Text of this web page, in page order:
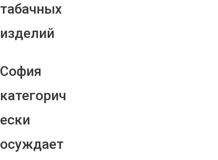
табачных
изделий
София
категорич
ески
осуждает